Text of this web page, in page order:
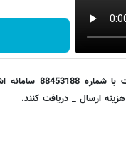
هموطنان تهرانی
ارسال _ دریافت کنند.